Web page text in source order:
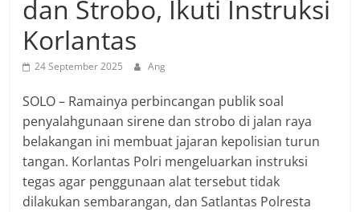
dan Strobo, Ikuti Instruksi
Korlantas
24 September 2025 Ang
SOLO – Ramainya perbincangan publik soal
penyalahgunaan sirene dan strobo di jalan raya
belakangan ini membuat jajaran kepolisian turun
tangan. Korlantas Polri mengeluarkan instruksi
tegas agar penggunaan alat tersebut tidak
dilakukan sembarangan, dan Satlantas Polresta